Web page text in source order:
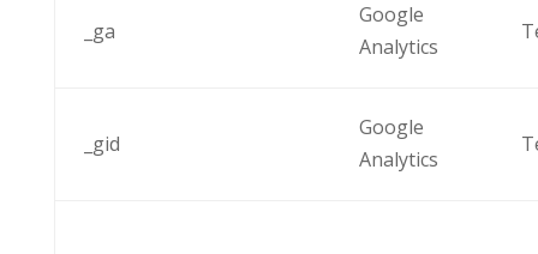
_ga
Google
Analytics
_gid
Google
Analytics